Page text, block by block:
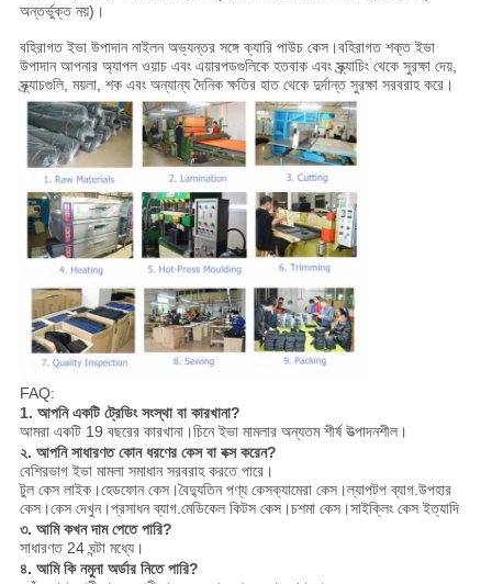
অন্তর্ভুক্ত নয়)।
বহিরাগত ইভা উপাদান নাইলন অভ্যন্তর সঙ্গে ক্যারি পাউচ কেস।বহিরাগত শক্ত ইভা
উপাদান আপনার অ্যাপল ওয়াচ এবং এয়ারপডগুলিকে হতবাক এবং স্ক্র্যাচিং থেকে সুরক্ষা দেয়,
স্ক্র্যাচগুলি, ময়লা, শক এবং অন্যান্য দৈনিক ক্ষতির হাত থেকে দুর্দান্ত সুরক্ষা সরবরাহ করে।
FAQ:
1. আপনি একটি ট্রেডিং সংস্থা বা কারখানা?
আমরা একটি 19 বছরের কারখানা।চিনে ইভা মামলার অন্যতম শীর্ষ উত্পাদনশীল।
২. আপনি সাধারণত কোন ধরণের কেস বা বক্স করেন?
বেশিরভাগ ইভা মামলা সমাধান সরবরাহ করতে পারে।
টুল কেস লাইক।হেডফোন কেস।বৈদ্যুতিন পণ্য কেসক্যামেরা কেস।ল্যাপটপ ব্যাগ.উপহার
কেস।কেস দেখুন।প্রসাধন ব্যাগ.মেডিকেল কিটস কেস।চশমা কেস।সাইক্লিং কেস ইত্যাদি
৩. আমি কখন দাম পেতে পারি?
সাধারণত 24 ঘন্টা মধ্যে।
৪. আমি কি নমুনা অর্ডার নিতে পারি?